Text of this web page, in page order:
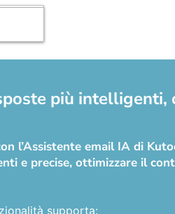
più intelligenti,
l’Assistente email IA di
e precise, ottimizzare il
supporta: